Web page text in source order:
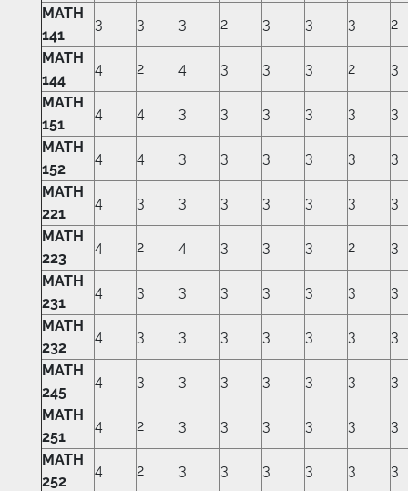
MATH
141
3 3 3 2 3 3 3
2
MATH
144
4 2 4 3 3 3 2
3
MATH
151
4 4 3 3 3 3 3
3
MATH
152
4 4 3 3 3 3 3
3
MATH
221
4 3 3 3 3 3 3
3
MATH
223
4 2 4 3 3 3 2
3
MATH
231
4 3 3 3 3 3 3
3
MATH
232
4 3 3 3 3 3 3
3
MATH
245
4 3 3 3 3 3 3
3
MATH
251
4 2 3 3 3 3 3
3
MATH
252
4 2 3 3 3 3 3
3